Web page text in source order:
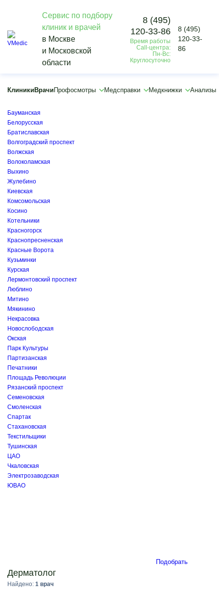
Сервис по подбору
клиник и врачей
в Москве
и Московской
области
8 (495)
120-33-86
Время работы
Call-центра:
Пн-Вс:
Круглосуточно
8 (495)
120-33-
86
Клиники Врачи Профосмотры Медсправки Медкнижки Анализы
Vmedic
Врачи
Арбатская
Бауманская
Белорусская
Братиславская
Волгоградский проспект
Волжская
Волоколамская
Выхино
Жулебино
Киевская
Комсомольская
Косино
Котельники
Красногорск
Краснопресненская
Красные Ворота
Кузьминки
Курская
Лермонтовский проспект
Люблино
Митино
Мякинино
Некрасовка
Новослободская
Окская
Парк Культуры
Партизанская
Печатники
Площадь Революции
Рязанский проспект
Семеновская
Смоленская
Спартак
Стахановская
Текстильщики
Тушинская
ЦАО
Чкаловская
Электрозаводская
ЮВАО
Подобрать
Дерматолог
Найдено: 1 врач